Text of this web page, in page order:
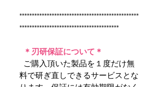
************************************************
****************************************
＊刃研保証について＊
ご購入頂いた製品を１度だけ無
料で研ぎ直しできるサービスとな